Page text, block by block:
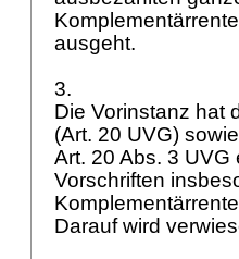
ausgeht.
3.
Die Vorinstanz hat
(Art. 20 UVG)
Art. 20 Abs. 3 UVG
Vorschriften
Darauf wird